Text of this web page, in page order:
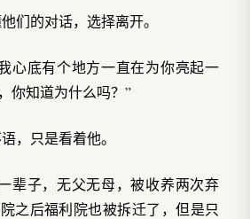
们的对话，选择离开。
心底有个地方一直在为你亮起一
你知道为什么吗？”
，只是看着他。
辈子，无父无母，被收养两次弃
之后福利院也被拆迁了，但是只